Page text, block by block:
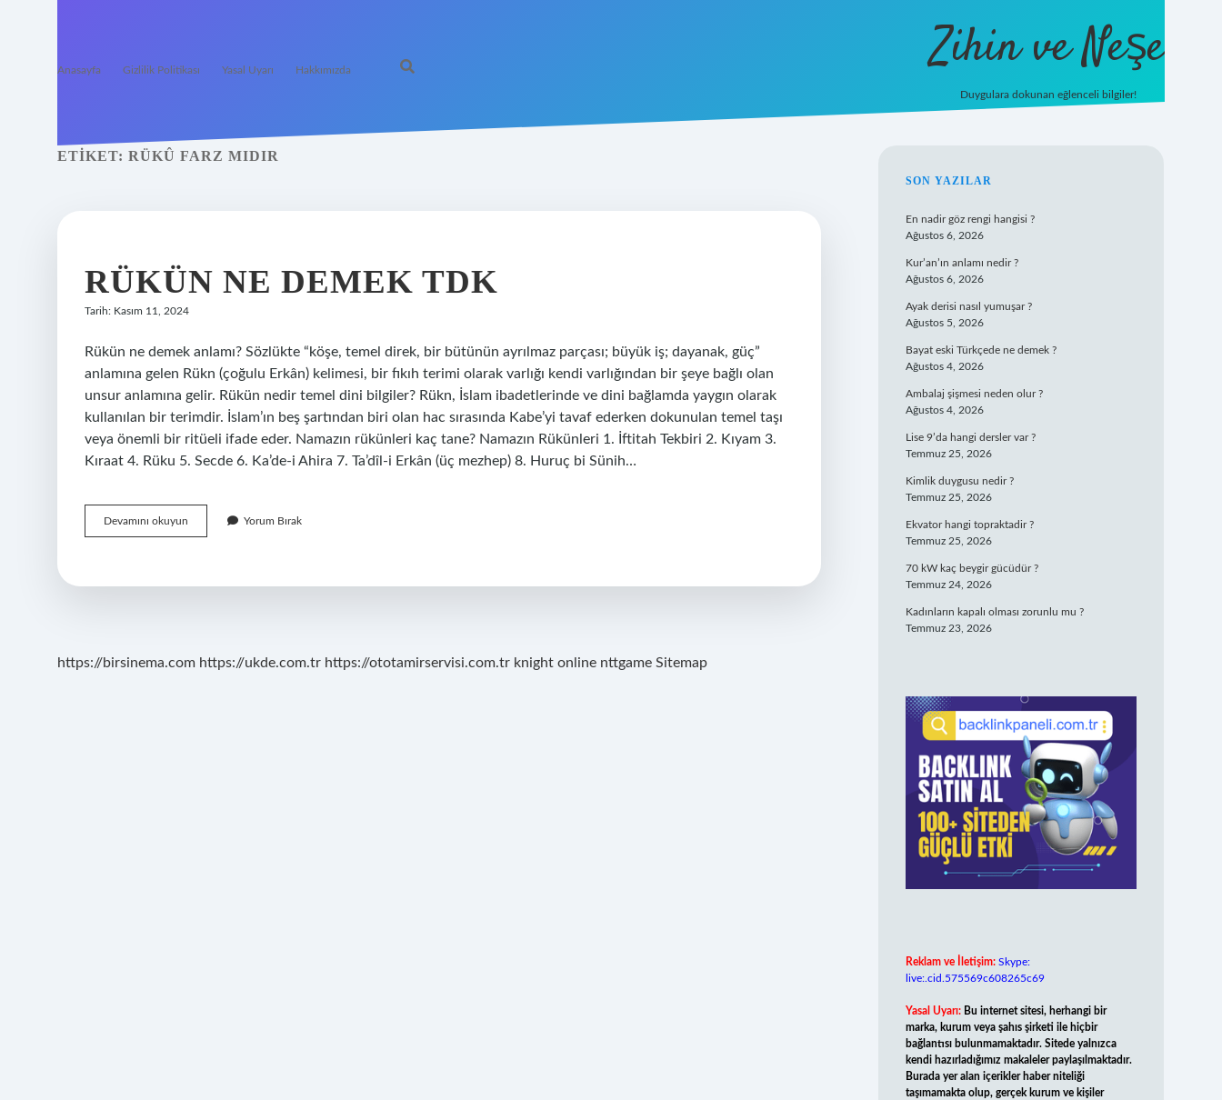
Anasayfa Gizlilik Politikası Yasal Uyarı Hakkımızda Zihin ve Neşe
Duygulara dokunan eğlenceli bilgiler!
ETIKET: RÜKÛ FARZ MIDIR
RÜKÜN NE DEMEK TDK
Tarih: Kasım 11, 2024
Rükün ne demek anlamı? Sözlükte “köşe, temel direk, bir bütünün ayrılmaz parçası; büyük iş; dayanak, güç”
anlamına gelen Rükn (çoğulu Erkân) kelimesi, bir fıkıh terimi olarak varlığı kendi varlığından bir şeye bağlı olan
unsur anlamına gelir. Rükün nedir temel dini bilgiler? Rükn, İslam ibadetlerinde ve dini bağlamda yaygın olarak
kullanılan bir terimdir. İslam’ın beş şartından biri olan hac sırasında Kabe’yi tavaf ederken dokunulan temel taşı
veya önemli bir ritüeli ifade eder. Namazın rükünleri kaç tane? Namazın Rükünleri 1. İftitah Tekbiri 2. Kıyam 3.
Kıraat 4. Rüku 5. Secde 6. Ka’de-i Ahira 7. Ta’dîl-i Erkân (üç mezhep) 8. Huruç bi Sünih…
Devamını okuyun
Ne
Yorum Bırak
https://birsinema.com https://ukde.com.tr https://ototamirservisi.com.tr knight online nttgame Sitemap
SIDEBAR
SON YAZILAR
En nadir göz rengi hangisi ?
Ağustos 6, 2026
Kur’an’ın anlamı nedir ?
Ağustos 6, 2026
Ayak derisi nasıl yumuşar ?
Ağustos 5, 2026
Bayat eski Türkçede ne demek ?
Ağustos 4, 2026
Ambalaj şişmesi neden olur ?
Ağustos 4, 2026
Lise 9’da hangi dersler var ?
Temmuz 25, 2026
Kimlik duygusu nedir ?
Temmuz 25, 2026
Ekvator hangi topraktadir ?
Temmuz 25, 2026
70 kW kaç beygir gücüdür ?
Temmuz 24, 2026
Kadınların kapalı olması zorunlu mu ?
Temmuz 23, 2026
Reklam ve İletişim: Skype:
live:.cid.575569c608265c69
Yasal Uyarı: Bu internet sitesi, herhangi bir
marka, kurum veya şahıs şirketi ile hiçbir
bağlantısı bulunmamaktadır. Sitede yalnızca
kendi hazırladığımız makaleler paylaşılmaktadır.
Burada yer alan içerikler haber niteliği
taşımamakta olup, gerçek kurum ve kişiler